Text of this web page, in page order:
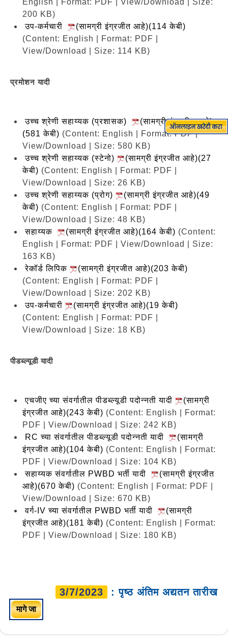
English | Format: PDF | View/Download | Size:
200 KB)
उप-कर्मचारी
(सामग्री इंग्रजीत आहे)(114 केबी)
(Content: English | Format: PDF |
View/Download | Size: 114 KB)
प्रमोशन यादी
उच्च श्रेणी सहाय्यक (प्रशासक)
(सामग्री इंग्रजीत आहे)
(581 केबी) (Content: English | Format: PDF |
View/Download | Size: 580 KB)
उच्च श्रेणी सहाय्यक (स्टेनो)
(सामग्री इंग्रजीत आहे)(27
केबी) (Content: English | Format: PDF |
View/Download | Size: 26 KB)
उच्च श्रेणी सहाय्यक (प्रोग)
(सामग्री इंग्रजीत आहे)(49
केबी) (Content: English | Format: PDF |
View/Download | Size: 48 KB)
सहाय्यक
(सामग्री इंग्रजीत आहे)(164 केबी) (Content:
English | Format: PDF | View/Download | Size:
163 KB)
रेकॉर्ड लिपिक
(सामग्री इंग्रजीत आहे)(203 केबी)
(Content: English | Format: PDF |
View/Download | Size: 202 KB)
उप-कर्मचारी
(सामग्री इंग्रजीत आहे)(19 केबी)
(Content: English | Format: PDF |
View/Download | Size: 18 KB)
पीडब्ल्यूडी यादी
एचजीए च्या संवर्गातील पीडब्ल्यूडी पदोन्नती यादी
(सामग्री
इंग्रजीत आहे)(243 केबी) (Content: English | Format:
PDF | View/Download | Size: 242 KB)
RC च्या संवर्गातील पीडब्ल्यूडी पदोन्नती यादी
(सामग्री
इंग्रजीत आहे)(104 केबी) (Content: English | Format:
PDF | View/Download | Size: 104 KB)
सहाय्यक संवर्गातील PWBD भर्ती यादी
(सामग्री इंग्रजीत
आहे)(670 केबी) (Content: English | Format: PDF |
View/Download | Size: 670 KB)
वर्ग-IV च्या संवर्गातील PWBD भर्ती यादी
(सामग्री
इंग्रजीत आहे)(181 केबी) (Content: English | Format:
PDF | View/Download | Size: 180 KB)
3/7/2023 : पृष्ठ अंतिम अद्यतन तारीख
मागे जा